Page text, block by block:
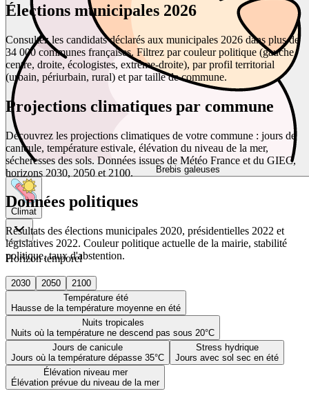
Brebis galeuses
Climat
Horizon temporel
2030 2050
2100
Température été
Hausse de la température moyenne en été
Nuits tropicales
Nuits où la température ne descend pas sous 20°C
Jours de canicule
Jours où la température dépasse 35°C
Stress hydrique
Jours avec sol sec en été
Élévation niveau mer
Élévation prévue du niveau de la mer
Élections municipales 2026
Consultez les candidats déclarés aux municipales 2026 dans plus de
34 000 communes françaises. Filtrez par couleur politique (gauche,
centre, droite, écologistes, extrême-droite), par profil territorial
(urbain, périurbain, rural) et par taille de commune.
Projections climatiques par commune
Découvrez les projections climatiques de votre commune : jours de
canicule, température estivale, élévation du niveau de la mer,
sécheresses des sols. Données issues de Météo France et du GIEC,
horizons 2030, 2050 et 2100.
Données politiques
Résultats des élections municipales 2020, présidentielles 2022 et
législatives 2022. Couleur politique actuelle de la mairie, stabilité
politique, taux d'abstention.